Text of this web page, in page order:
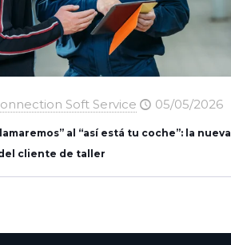
Soft Service 05/05/2026
al “así está tu coche”: la nueva
cliente de taller